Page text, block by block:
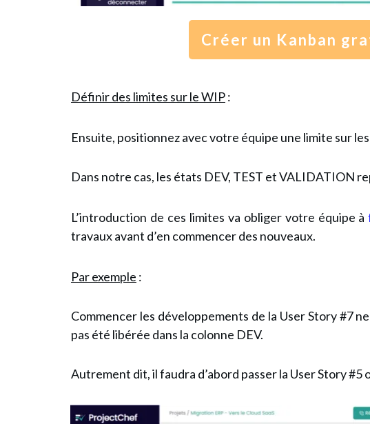
Créer un Kanban
Définir des limites sur le WIP:
Ensuite, positionnez avec votre équipe une limite sur
Dans notre cas, les états DEV, TEST et VALIDATION
L’introduction de ces limites va obliger votre équipe à
travaux avant d’en commencer des nouveaux.
Par exemple :
Commencer les développements de la User Story #7
pas été libérée dans la colonne DEV.
Autrement dit, il faudra d’abord passer la User Story #5